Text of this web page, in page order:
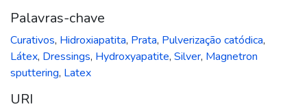
Palavras-chave
Curativos, Hidroxiapatita, Prata, Pulverização catódica,
Látex, Dressings, Hydroxyapatite, Silver, Magnetron
sputtering, Latex
URI